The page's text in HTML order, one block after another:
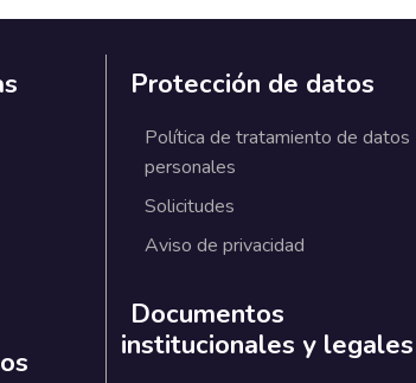
Protección de datos
Política de tratamiento de datos
personales
Solicitudes
Aviso de privacidad
Documentos
institucionales y legales